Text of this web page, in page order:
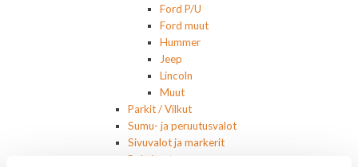
Ford P/U
Ford muut
Hummer
Jeep
Lincoln
Muut
Parkit / Vilkut
Sumu- ja peruutusvalot
Sivuvalot ja markerit
Polttimot